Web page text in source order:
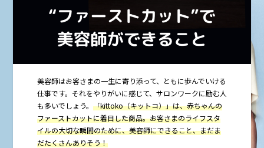
美容師はお客さまの一生に寄り添って、ともに歩んでいける
仕事です。それをやりがいに感じて、サロンワークに励む人
も多いでしょう。 「kittoko（キットコ）」は、赤ちゃんの
ファーストカットに着目した商品。お客さまのライフスタ
イルの大切な瞬間のために、美容師にできること、まだま
だたくさんありそう！